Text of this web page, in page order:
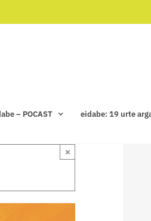
– POCAST eidabe: 19 urte
×